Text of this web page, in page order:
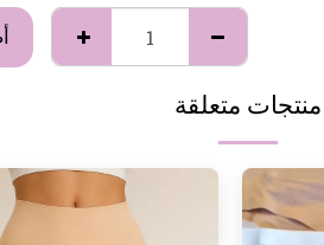
منتجات متعلقة